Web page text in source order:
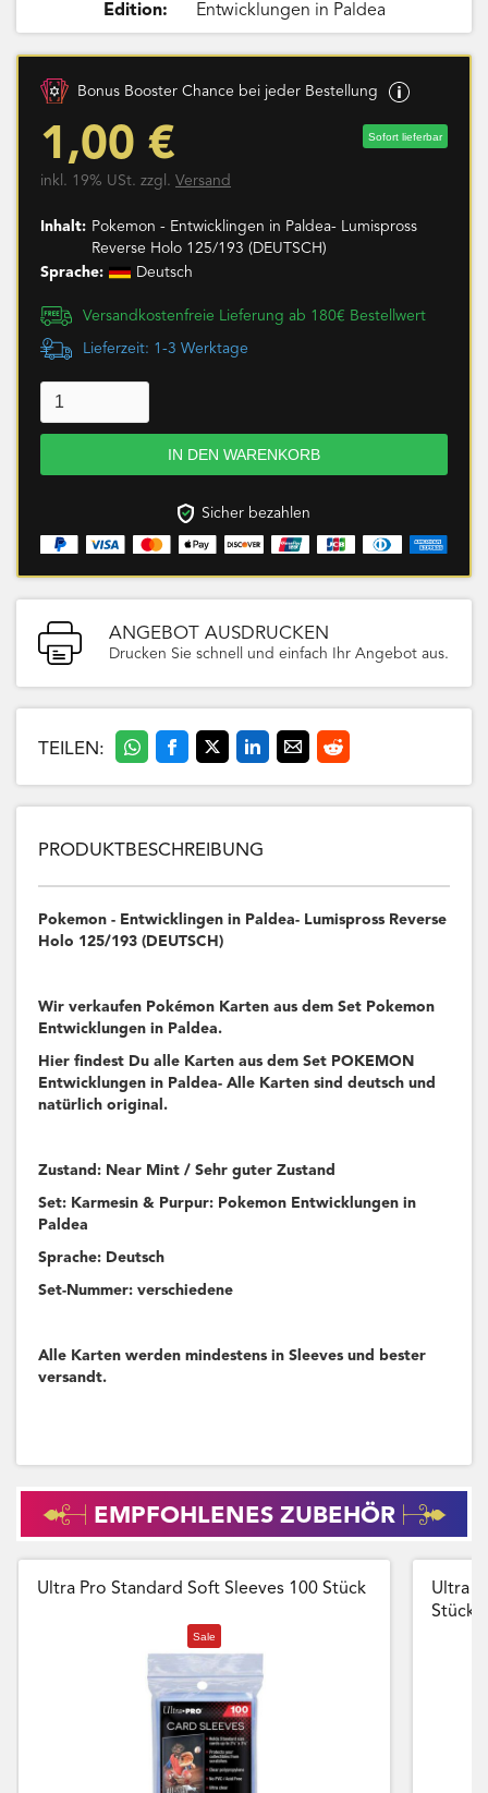
Edition:
Entwicklungen in Paldea
Bonus Booster Chance bei jeder Bestellung
1,00 € Sofort lieferbar
inkl. 19% USt. zzgl. Versand
Inhalt: Pokemon - Entwicklingen in Paldea- Lumispross
Reverse Holo 125/193 (DEUTSCH)
Sprache:
Deutsch
Versandkostenfreie Lieferung ab 180€ Bestellwert
Lieferzeit: 1-3 Werktage
Sicher bezahlen
ANGEBOT AUSDRUCKEN
Drucken Sie schnell und einfach Ihr Angebot aus.
TEILEN:
PRODUKTBESCHREIBUNG
Pokemon - Entwicklingen in Paldea- Lumispross Reverse
Holo 125/193 (DEUTSCH)
Wir verkaufen Pokémon Karten aus dem Set Pokemon
Entwicklungen in Paldea.
Hier findest Du alle Karten aus dem Set POKEMON
Entwicklungen in Paldea- Alle Karten sind deutsch und
natürlich original.
Zustand: Near Mint / Sehr guter Zustand
Set: Karmesin & Purpur: Pokemon Entwicklungen in
Paldea
Sprache: Deutsch
Set-Nummer: verschiedene
Alle Karten werden mindestens in Sleeves und bester
versandt.
EMPFOHLENES ZUBEHÖR
Ultra Pro Standard Soft Sleeves 100 Stück
Sale
Ultra
Stück